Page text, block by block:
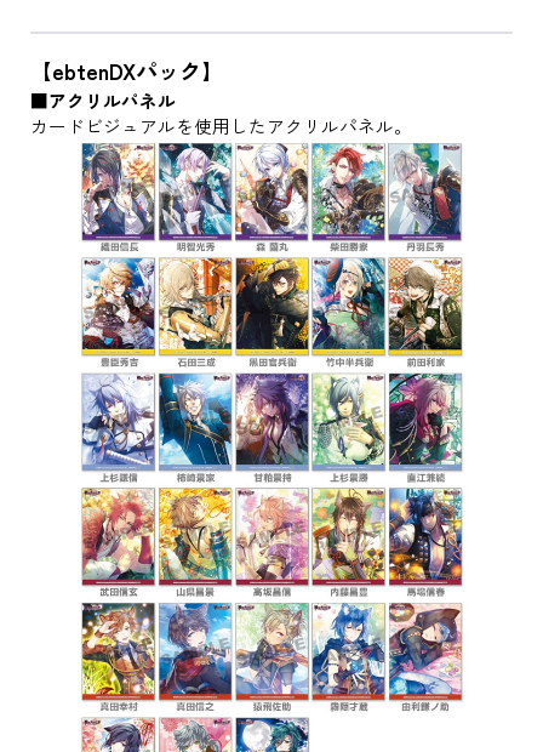
【ebtenDXパック】
■アクリルパネル
カードビジュアルを使用したアクリルパネル。